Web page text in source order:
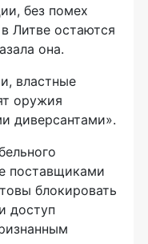
без помех
Литве остаются
она.
властные
оружия
диверсантами».
поставщиками
блокировать
доступ